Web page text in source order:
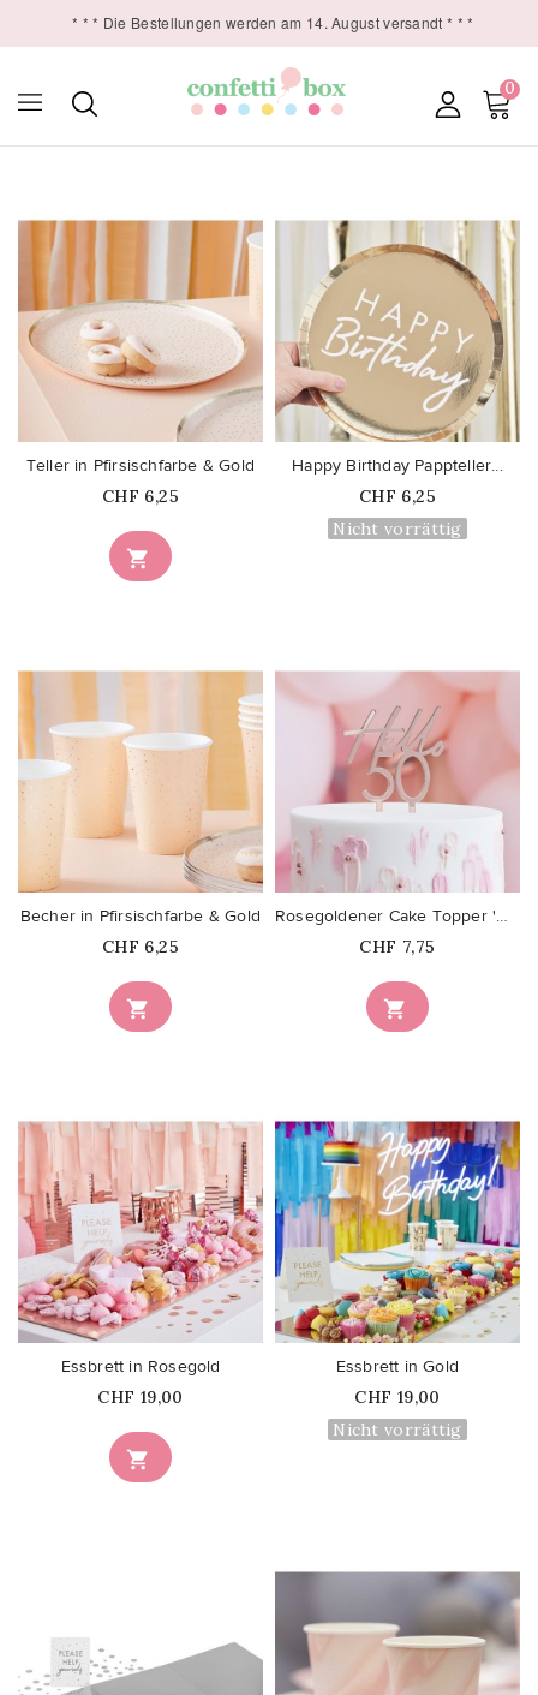
* * * Die Bestellungen werden am 14. August versandt * * *
0
favorite_border

Teller in Pfirsischfarbe & Gold
Price
CHF 6,25
favorite_border
Happy Birthday Pappteller...
Price
CHF 6,25
Nicht vorrättig
favorite_border

Becher in Pfirsischfarbe & Gold
Price
CHF 6,25
favorite_border

Rosegoldener Cake Topper 'Hello 50'
Price
CHF 7,75
favorite_border

Essbrett in Rosegold
Price
CHF 19,00
favorite_border
Essbrett in Gold
Price
CHF 19,00
Nicht vorrättig